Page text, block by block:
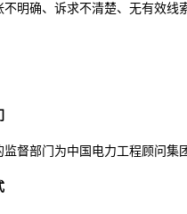
明确、诉求不清楚、无有效线
监督部门为中国电力工程顾问集